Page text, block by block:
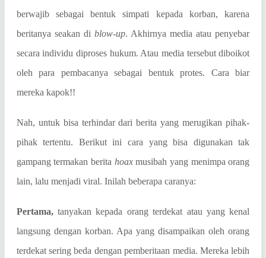
berwajib sebagai bentuk simpati kepada korban, karena
beritanya seakan di blow-up. Akhirnya media atau penyebar
secara individu diproses hukum. Atau media tersebut diboikot
oleh para pembacanya sebagai bentuk protes. Cara biar
mereka kapok!!
Nah, untuk bisa terhindar dari berita yang merugikan pihak-
pihak tertentu. Berikut ini cara yang bisa digunakan tak
gampang termakan berita hoaxmusibah yang menimpa orang
lain, lalu menjadi viral. Inilah beberapa caranya:
Pertama,tanyakan kepada orang terdekat atau yang kenal
langsung dengan korban. Apa yang disampaikan oleh orang
terdekat sering beda dengan pemberitaan media. Mereka lebih